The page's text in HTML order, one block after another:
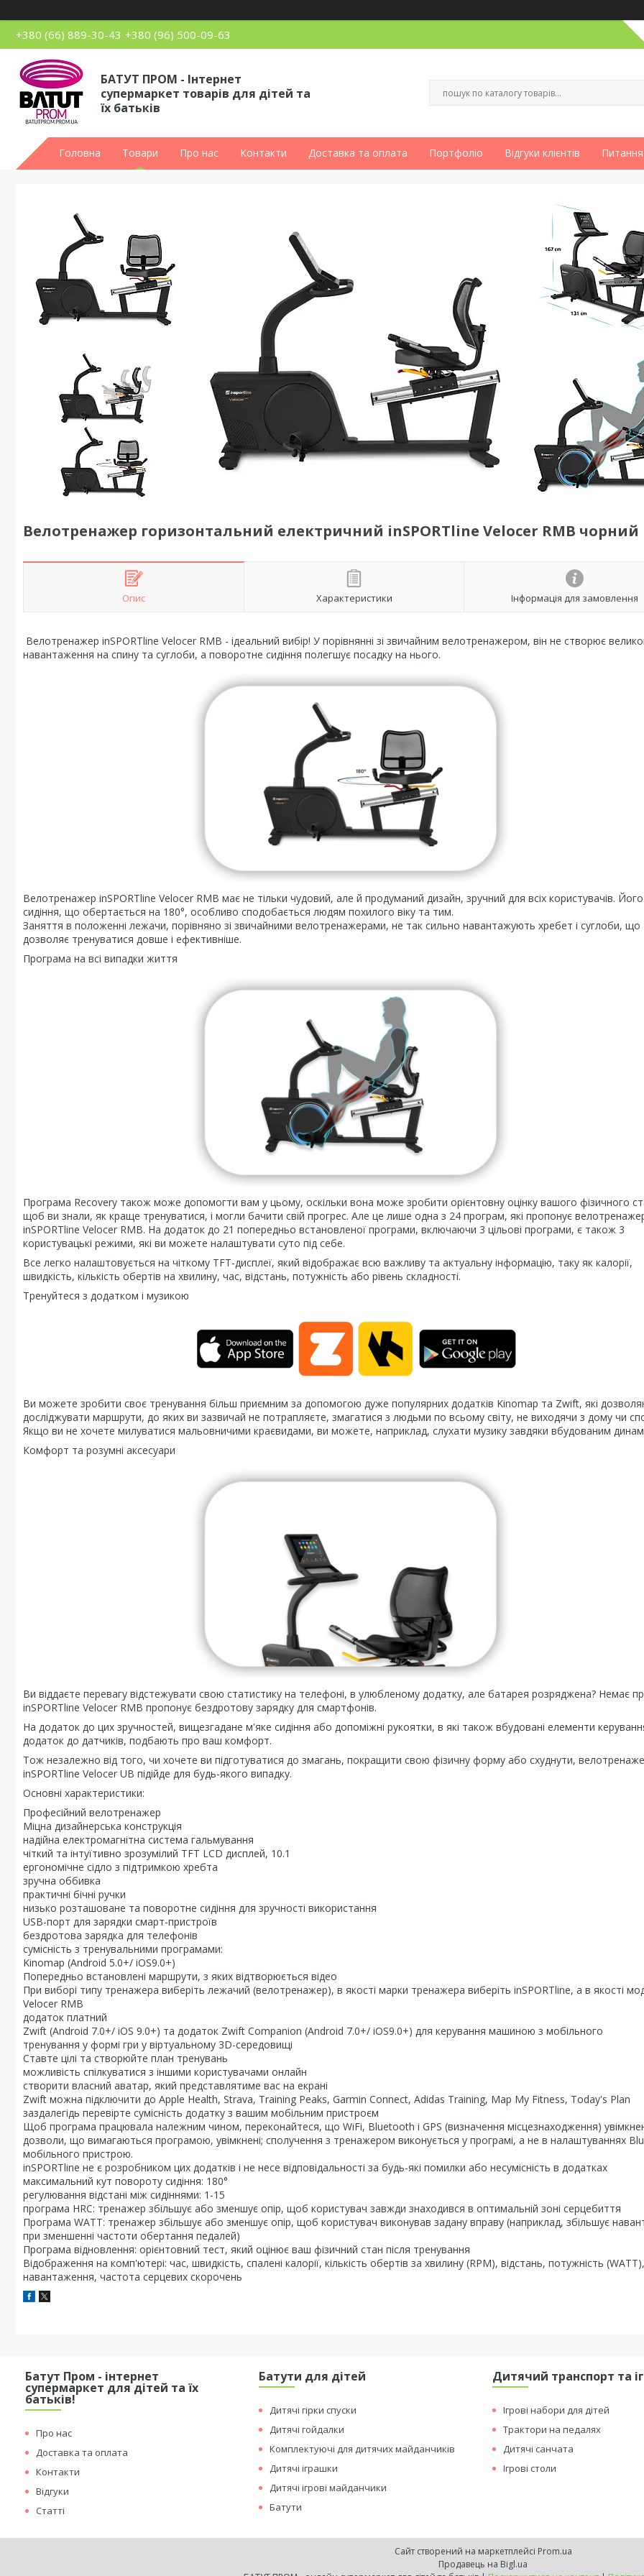
+380 (66) 889-30-43 +380 (96) 500-09-63
БАТУТ ПРОМ - Інтернет
супермаркет товарів для дітей та
їх батьків
Головна Товари Про нас Контакти Доставка та оплата Портфоліо Відгуки клієнтів Питання
Велотренажер горизонтальний електричний inSPORTline Velocer RMB чорний
Опис Характеристики Інформація для замовлення
Велотренажер inSPORTline Velocer RMB - ідеальний вибір! У порівнянні зі звичайним велотренажером, він не створює
навантаження на спину та суглоби, а поворотне сидіння полегшує посадку на нього.
Велотренажер inSPORTline Velocer RMB має не тільки чудовий, але й продуманий дизайн, зручний для всіх користувачів.
сидіння, що обертається на 180°, особливо сподобається людям похилого віку та тим.
Заняття в положенні лежачи, порівняно зі звичайними велотренажерами, не так сильно навантажують хребет і суглоби, що
дозволяє тренуватися довше і ефективніше.
Програма на всі випадки життя
Програма Recovery також може допомогти вам у цьому, оскільки вона може зробити орієнтовну оцінку вашого фізичного
щоб ви знали, як краще тренуватися, і могли бачити свій прогрес. Але це лише одна з 24 програм, які пропонує
inSPORTline Velocer RMB. На додаток до 21 попередньо встановленої програми, включаючи 3 цільові програми, є також 3
користувацькі режими, які ви можете налаштувати суто під себе.
Все легко налаштовується на чіткому TFT-дисплеї, який відображає всю важливу та актуальну інформацію, таку як калорії,
швидкість, кількість обертів на хвилину, час, відстань, потужність або рівень складності.
Тренуйтеся з додатком і музикою
Ви можете зробити своє тренування більш приємним за допомогою дуже популярних додатків Kinomap та Zwift, які
досліджувати маршрути, до яких ви зазвичай не потрапляєте, змагатися з людьми по всьому світу, не виходячи з дому чи
Якщо ви не хочете милуватися мальовничими краєвидами, ви можете, наприклад, слухати музику завдяки вбудованим
Комфорт та розумні аксесуари
Ви віддаєте перевагу відстежувати свою статистику на телефоні, в улюбленому додатку, але батарея розряджена? Немає
inSPORTline Velocer RMB пропонує бездротову зарядку для смартфонів.
На додаток до цих зручностей, вищезгадане м'яке сидіння або допоміжні рукоятки, в які також вбудовані елементи
додаток до датчиків, подбають про ваш комфорт.
Тож незалежно від того, чи хочете ви підготуватися до змагань, покращити свою фізичну форму або схуднути,
inSPORTline Velocer UB підійде для будь-якого випадку.
Основні характеристики:
Професійний велотренажер
Міцна дизайнерська конструкція
надійна електромагнітна система гальмування
чіткий та інтуїтивно зрозумілий TFT LCD дисплей, 10.1
ергономічне сідло з підтримкою хребта
зручна оббивка
практичні бічні ручки
низько розташоване та поворотне сидіння для зручності використання
USB-порт для зарядки смарт-пристроїв
бездротова зарядка для телефонів
сумісність з тренувальними програмами:
Kinomap (Android 5.0+/ iOS9.0+)
Попередньо встановлені маршрути, з яких відтворюється відео
При виборі типу тренажера виберіть лежачий (велотренажер), в якості марки тренажера виберіть inSPORTline, а в якості
Velocer RMB
додаток платний
Zwift (Android 7.0+/ iOS 9.0+) та додаток Zwift Companion (Android 7.0+/ iOS9.0+) для керування машиною з мобільного
тренування у формі гри у віртуальному 3D-середовищі
Ставте цілі та створюйте план тренувань
можливість спілкуватися з іншими користувачами онлайн
створити власний аватар, який представлятиме вас на екрані
Zwift можна підключити до Apple Health, Strava, Training Peaks, Garmin Connect, Adidas Training, Map My Fitness, Today's Plan
заздалегідь перевірте сумісність додатку з вашим мобільним пристроєм
Щоб програма працювала належним чином, переконайтеся, що WiFi, Bluetooth і GPS (визначення місцезнаходження)
дозволи, що вимагаються програмою, увімкнені; сполучення з тренажером виконується у програмі, а не в налаштуваннях
мобільного пристрою.
inSPORTline не є розробником цих додатків і не несе відповідальності за будь-які помилки або несумісність в додатках
максимальний кут повороту сидіння: 180°
регулювання відстані між сидіннями: 1-15
програма HRC: тренажер збільшує або зменшує опір, щоб користувач завжди знаходився в оптимальній зоні серцебиття
Програма WATT: тренажер збільшує або зменшує опір, щоб користувач виконував задану вправу (наприклад, збільшує
при зменшенні частоти обертання педалей)
Програма відновлення: орієнтовний тест, який оцінює ваш фізичний стан після тренування
Відображення на комп'ютері: час, швидкість, спалені калорії, кількість обертів за хвилину (RPM), відстань, потужність
навантаження, частота серцевих скорочень
Батут Пром - інтернет
супермаркет для дітей та їх
батьків!
Про нас
Доставка та оплата
Контакти
Відгуки
Статті
Батути для дітей
Дитячі гірки спуски
Дитячі гойдалки
Комплектуючі для дитячих майданчиків
Дитячі іграшки
Дитячі ігрові майданчики
Батути
Дитячий транспорт та
Ігрові набори для дітей
Трактори на педалях
Дитячі санчата
Ігрові столи
Сайт створений на маркетплейсі Prom.ua
Продавець на Bigl.ua